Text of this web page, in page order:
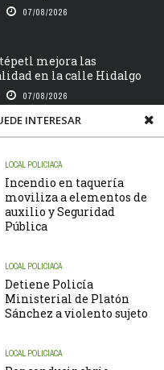
INTERESAR
LOCAL POLICIACA
Incendio en taquería
moviliza a elementos de
auxilio y Seguridad
Pública
LOCAL POLICIACA
Detiene Policía
Ministerial de Platón
Sánchez a violento sujeto
LOCAL POLICIACA
07/08/2026
mejora las
en la calle Hidalgo
07/08/2026
Román encabeza
el Parque Ecológico de
07/08/2026